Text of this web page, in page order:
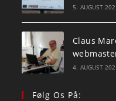
5. AUGUST
Claus
4. AUGUST
Følg Os På: